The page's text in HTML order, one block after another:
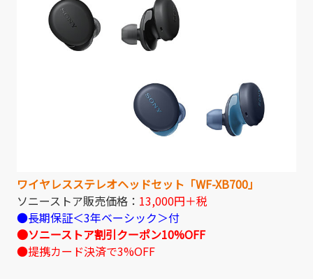
ワイヤレスステレオヘッドセット「WF-XB700」
ソニーストア販売価格： 13,000円＋税
●長期保証＜3年ベーシック＞付
●ソニーストア割引クーポン10%OFF
●提携カード決済で3%OFF